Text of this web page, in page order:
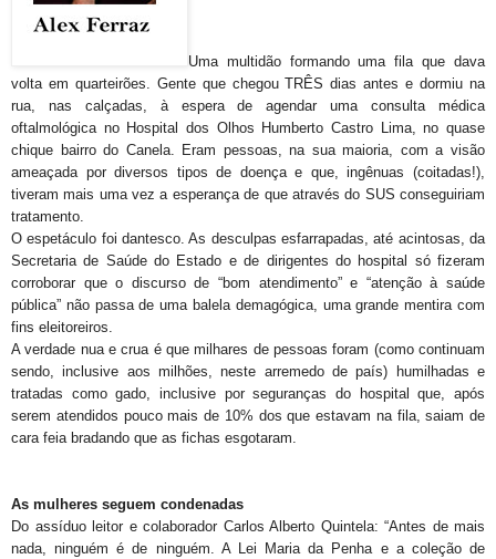
Uma multidão formando uma fila que dava
volta em quarteirões. Gente que chegou TRÊS dias antes e dormiu na
rua, nas calçadas, à espera de agendar uma consulta médica
oftalmológica no Hospital dos Olhos Humberto Castro Lima, no quase
chique bairro do Canela. Eram pessoas, na sua maioria, com a visão
ameaçada por diversos tipos de doença e que, ingênuas (coitadas!),
tiveram mais uma vez a esperança de que através do SUS conseguiriam
tratamento.
O espetáculo foi dantesco. As desculpas esfarrapadas, até acintosas, da
Secretaria de Saúde do Estado e de dirigentes do hospital só fizeram
corroborar que o discurso de “bom atendimento” e “atenção à saúde
pública” não passa de uma balela demagógica, uma grande mentira com
fins eleitoreiros.
A verdade nua e crua é que milhares de pessoas foram (como continuam
sendo, inclusive aos milhões, neste arremedo de país) humilhadas e
tratadas como gado, inclusive por seguranças do hospital que, após
serem atendidos pouco mais de 10% dos que estavam na fila, saiam de
cara feia bradando que as fichas esgotaram.
As mulheres seguem condenadas
Do assíduo leitor e colaborador Carlos Alberto Quintela: “Antes de mais
nada, ninguém é de ninguém. A Lei Maria da Penha e a coleção de